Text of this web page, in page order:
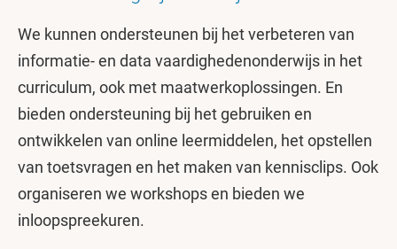
We kunnen ondersteunen bij het verbeteren van
informatie- en data vaardighedenonderwijs in het
curriculum, ook met maatwerkoplossingen. En
bieden ondersteuning bij het gebruiken en
ontwikkelen van online leermiddelen, het opstellen
van toetsvragen en het maken van kennisclips. Ook
organiseren we workshops en bieden we
inloopspreekuren.